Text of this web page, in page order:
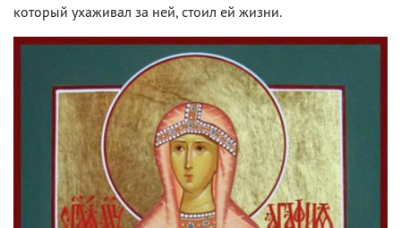
который ухаживал за ней, стоил ей жизни.